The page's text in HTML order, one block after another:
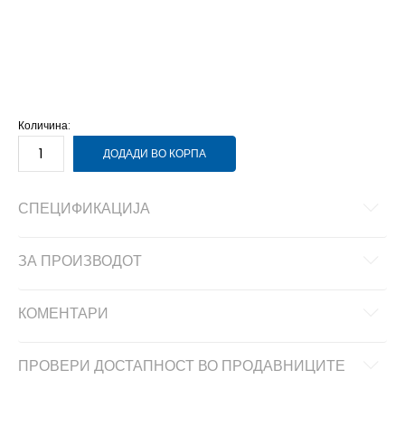
Количина:
ДОДАДИ ВО КОРПА
СПЕЦИФИКАЦИЈА
ЗА ПРОИЗВОДОТ
КОМЕНТАРИ
ПРОВЕРИ ДОСТАПНОСТ ВО ПРОДАВНИЦИТЕ